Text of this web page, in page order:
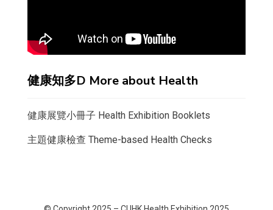
健康知多D More about Health
健康展覽小冊子 Health Exhibition Booklets
主題健康檢查 Theme-based Health Checks